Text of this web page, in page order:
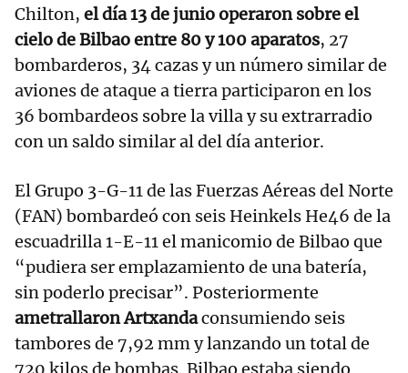
Chilton, el día 13 de junio operaron sobre el
cielo de Bilbao entre 80 y 100 aparatos, 27
bombarderos, 34 cazas y un número similar de
aviones de ataque a tierra participaron en los
36 bombardeos sobre la villa y su extrarradio
con un saldo similar al del día anterior.
El Grupo 3-G-11 de las Fuerzas Aéreas del Norte
(FAN) bombardeó con seis Heinkels He46 de la
escuadrilla 1-E-11 el manicomio de Bilbao que
“pudiera ser emplazamiento de una batería,
sin poderlo precisar”. Posteriormente
ametrallaron Artxandaconsumiendo seis
tambores de 7,92 mm y lanzando un total de